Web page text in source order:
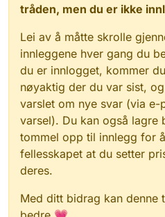
tråden, men du er ikke
Lei av å måtte skrolle
innleggene hver gang du
du er innlogget, kommer
nøyaktig der du var sist,
varslet om nye svar (via e-
varsel). Du kan også lagre
tommel opp til innlegg for
fellesskapet at du setter
deres.
Med ditt bidrag kan denne